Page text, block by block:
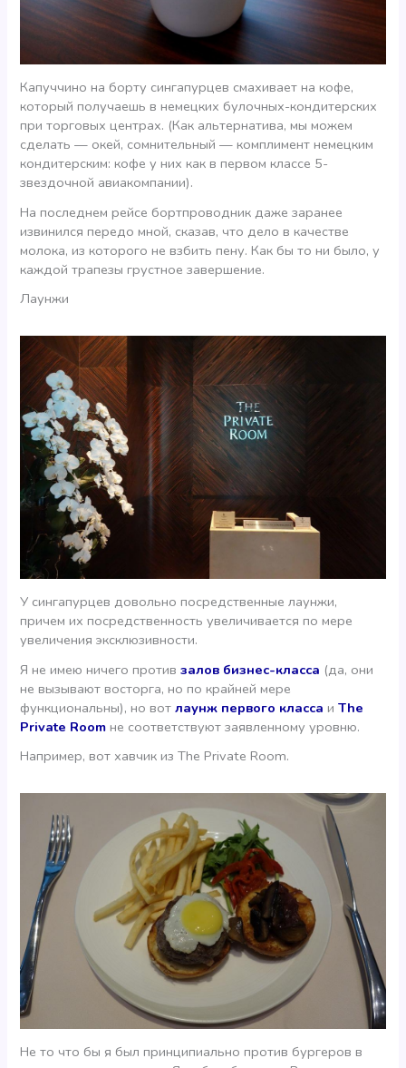
Капуччино на борту сингапурцев смахивает на кофе,
который получаешь в немецких булочных-кондитерских
при торговых центрах. (Как альтернатива, мы можем
сделать — окей, сомнительный — комплимент немецким
кондитерским: кофе у них как в первом классе 5-
звездочной авиакомпании).
На последнем рейсе бортпроводник даже заранее
извинился передо мной, сказав, что дело в качестве
молока, из которого не взбить пену. Как бы то ни было, у
каждой трапезы грустное завершение.
Лаунжи
У сингапурцев довольно посредственные лаунжи,
причем их посредственность увеличивается по мере
увеличения эксклюзивности.
Я не имею ничего противзалов бизнес-класса (да, они
не вызывают восторга, но по крайней мере
функциональны), но вотлаунж первого класса иThe
Private Room не соответствуют заявленному уровню.
Например, вот хавчик из The Private Room.
Не то что бы я был принципиально против бургеров в